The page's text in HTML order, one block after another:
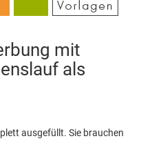
mit
als
ausgefüllt. Sie brauchen